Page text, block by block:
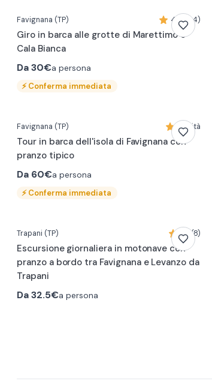
Favignana (TP) 4,9 (44)
Giro in barca alle grotte di Marettimo e
Cala Bianca
Da30€a persona
⚡Conferma immediata
Favignana (TP) Novità
Tour in barca dell'isola di Favignana con
pranzo tipico
Da 60€a persona
⚡Conferma immediata
0:23
Trapani (TP) 4,1 (8)
Escursione giornaliera in motonave con
pranzo a bordo tra Favignana e Levanzo da
Trapani
Da32.5€a persona